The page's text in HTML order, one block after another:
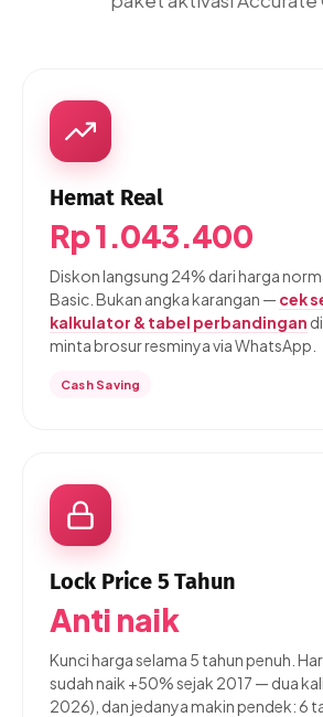
Hemat Real
Rp 1.043.400
Diskon langsung 24% dari harga
Basic. Bukan angka karangan — cek
kalkulator & tabel perbandingan
minta brosur resminya via WhatsApp.
Cash Saving
Lock Price 5 Tahun
Anti naik
Kunci harga selama 5 tahun penuh.
sudah naik +50% sejak 2017 — dua
2026), dan jedanya makin pendek: 6